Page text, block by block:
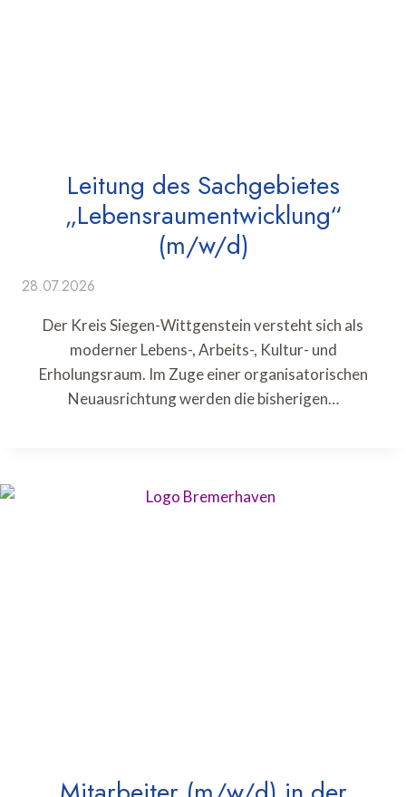
Leitung des Sachgebietes
„Lebensraumentwicklung“
(m/w/d)
28.07.2026
Der Kreis Siegen-Wittgenstein versteht sich als
moderner Lebens-, Arbeits-, Kultur- und
Erholungsraum. Im Zuge einer organisatorischen
Neuausrichtung werden die bisherigen…